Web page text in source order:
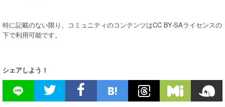
特に記載のない限り、コミュニティのコンテンツはCC BY-SAライセンスの
下で利用可能です。
シェアしよう！